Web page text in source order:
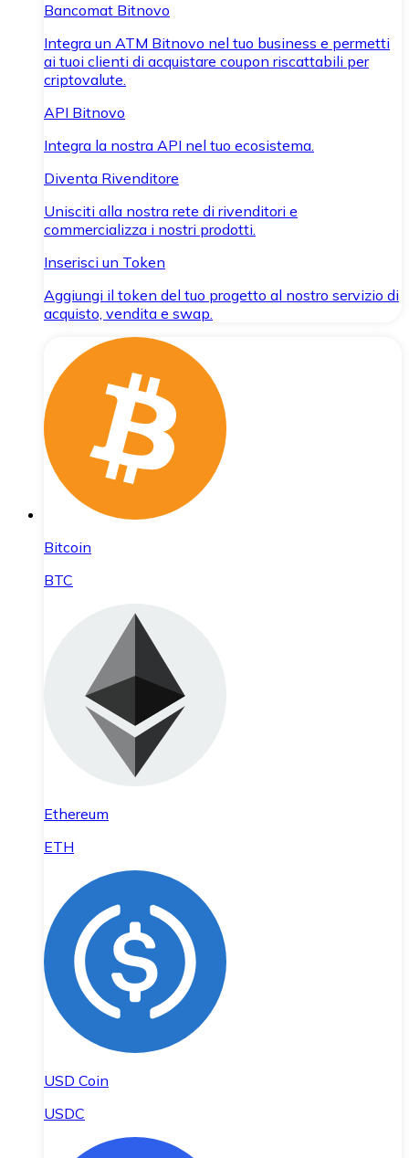
Bancomat Bitnovo
Integra un ATM Bitnovo nel tuo business e permetti
ai tuoi clienti di acquistare coupon riscattabili per
criptovalute.
API Bitnovo
Integra la nostra API nel tuo ecosistema.
Diventa Rivenditore
Unisciti alla nostra rete di rivenditori e
commercializza i nostri prodotti.
Inserisci un Token
Aggiungi il token del tuo progetto al nostro servizio di
acquisto, vendita e swap.
Bitcoin
BTC
Ethereum
ETH
USD Coin
USDC